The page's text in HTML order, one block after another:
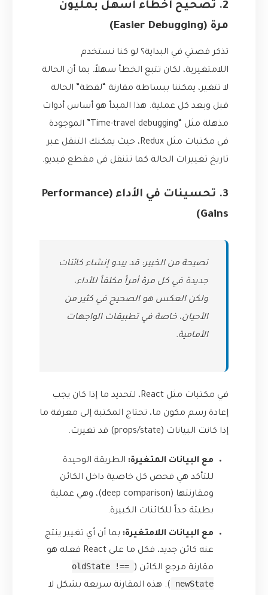
2. تصحيح أخطاء أسهل بمليون
مرة (Easier Debugging)
تذكر قصتي في البداية؟ لو كنا نستخدم
اللامتغيرية، لكان تتبع الخطأ سهلاً. بما أن الحالة
لا تتغير، يمكننا ببساطة مقارنة “لقطة” الحالة
قبل وبعد كل عملية. هذا المبدأ هو أساس أدوات
مذهلة مثل “Time-travel debugging” الموجودة
في مكتبات مثل Redux، حيث يمكنك التنقل عبر
تاريخ تغييرات الحالة كما تتنقل في مقطع فيديو.
3. تحسينات في الأداء (Performance
Gains)
نصيحة من الخبير: قد يبدو إنشاء كائنات
جديدة في كل مرة أمراً مكلفاً للأداء،
ولكن العكس هو الصحيح في كثير من
الأحيان، خاصة في تطبيقات الواجهات
الأمامية.
في مكتبات مثل React، لتحديد ما إذا كان يجب
إعادة رسم مكون ما، تحتاج المكتبة إلى معرفة ما
إذا كانت البيانات (props/state) قد تغيرت.
مع البيانات المتغيرة: الطريقة الوحيدة
للتأكد هي فحص كل خاصية داخل الكائن
ومقارنتها (deep comparison)، وهي عملية
بطيئة جداً للكائنات الكبيرة.
مع البيانات اللامتغيرة: بما أن أي تغيير ينتج
عنه كائن جديد، فكل ما على React فعله هو
مقارنة مرجع الكائن ( oldState !==
newState
). هذه المقارنة سريعة بشكل لا